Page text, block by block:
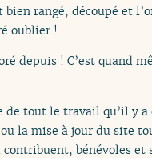
rangé, découpé et
oublier !
depuis ! C’est quand
de tout le travail qu’il y
la mise à jour du site
bénévoles et